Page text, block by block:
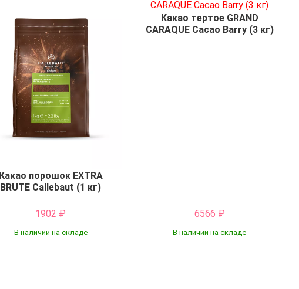
Какао порошок EXTRA
BRUTE Callebaut (1 кг)
1902 ₽
В наличии на складе
Какао тертое GRAND
CARAQUE Cacao Barry (3 кг)
6566 ₽
В наличии на складе